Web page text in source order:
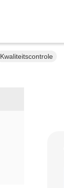
Kwaliteitscontrole